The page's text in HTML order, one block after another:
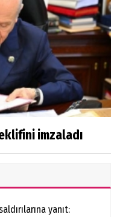
imzaladı
yanıt: